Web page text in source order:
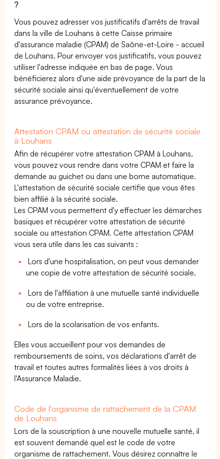
?
Vous pouvez adresser vos justificatifs d'arrêts de travail
dans la ville de Louhans à cette Caisse primaire
d'assurance maladie (CPAM) de Saône-et-Loire - accueil
de Louhans. Pour envoyer vos justificatifs, vous pouvez
utiliser l'adresse indiquée en bas de page. Vous
bénéficierez alors d'une aide prévoyance de la part de la
sécurité sociale ainsi qu'éventuellement de votre
assurance prévoyance.
Attestation CPAM ou attestation de sécurité sociale
à Louhans
Afin de récupérer votre attestation CPAM à Louhans,
vous pouvez vous rendre dans votre CPAM et faire la
demande au guichet ou dans une borne automatique.
L'attestation de sécurité sociale certifie que vous êtes
bien affilié à la sécurité sociale.
Les CPAM vous permettent d'y effectuer les démarches
basiques et récupérer votre attestation de sécurité
sociale ou attestation CPAM. Cette attestation CPAM
vous sera utile dans les cas suivants :
Lors d'une hospitalisation, on peut vous demander
une copie de votre attestation de sécurité sociale.
Lors de l'affiliation à une mutuelle santé individuelle
ou de votre entreprise.
Lors de la scolarisation de vos enfants.
Elles vous accueillent pour vos demandes de
remboursements de soins, vos déclarations d'arrêt de
travail et toutes autres formalités liées à vos droits à
l'Assurance Maladie.
Code de l'organisme de rattachement de la CPAM
de Louhans
Lors de la souscription à une nouvelle mutuelle santé, il
est souvent demandé quel est le code de votre
organisme de rattachement. Vous désirez connaître le